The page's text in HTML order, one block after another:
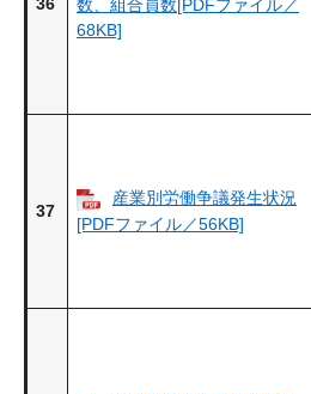
36
数、組合員数[PDFファイル／
68KB]
37
産業別労働争議発生状況
[PDFファイル／56KB]